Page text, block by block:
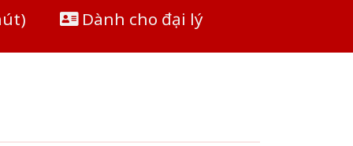
Dành cho đại lý